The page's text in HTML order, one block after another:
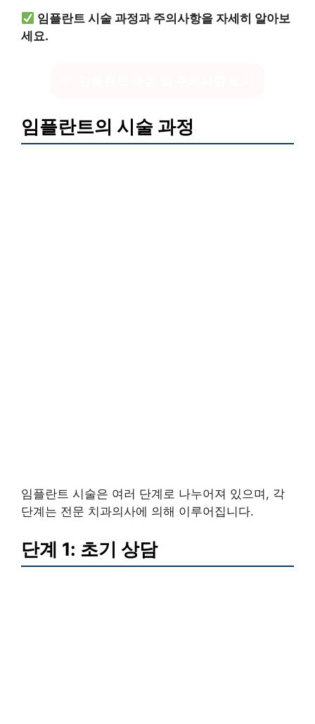
임플란트 시술 과정과 주의사항을 자세히 알아보
세요.
임플란트의 시술 과정
임플란트 시술은 여러 단계로 나누어져 있으며, 각
단계는 전문 치과의사에 의해 이루어집니다.
단계 1: 초기 상담